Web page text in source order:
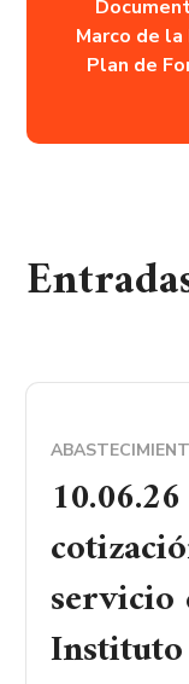
Marco de
Plan de
servicio
Instituto